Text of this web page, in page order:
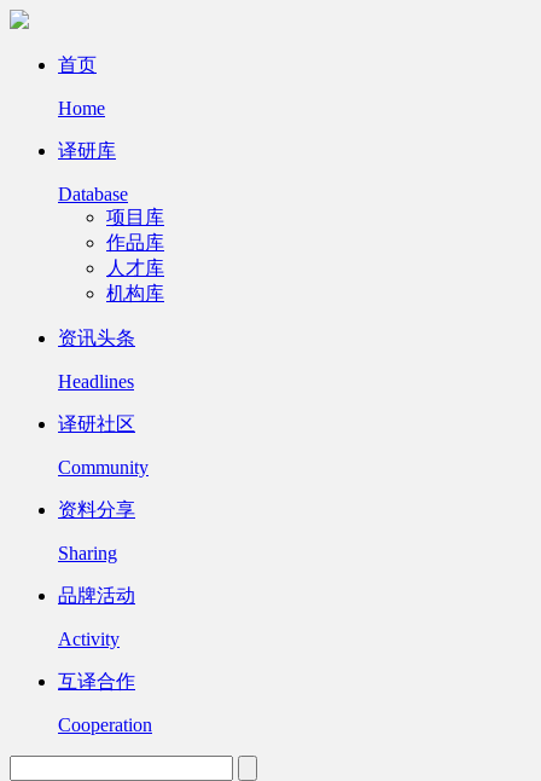
首页
Home
译研库
Database
项目库
作品库
人才库
机构库
资讯头条
Headlines
译研社区
Community
资料分享
Sharing
品牌活动
Activity
互译合作
Cooperation